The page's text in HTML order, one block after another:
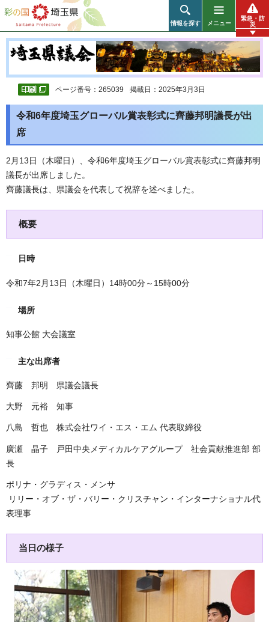
彩の国 埼玉県
情報を探す メニュー
緊急・防
災
ページ番号：265039 掲載日：2025年3月3日
令和6年度埼玉グローバル賞表彰式に齊藤邦明議長が出
席
2月13日（木曜日）、令和6年度埼玉グローバル賞表彰式に齊藤邦明
議長が出席しました。
齊藤議長は、県議会を代表して祝辞を述べました。
概要
日時
令和7年2月13日（木曜日）14時00分～15時00分
場所
知事公館 大会議室
主な出席者
齊藤 邦明 県議会議長
大野 元裕 知事
八島 哲也 株式会社ワイ・エス・エム 代表取締役
廣瀬 晶子 戸田中央メディカルケアグループ 社会貢献推進部 部
長
ポリナ・グラディス・メンサ
リリー・オブ・ザ・バリー・クリスチャン・インターナショナル代
表理事
当日の様子